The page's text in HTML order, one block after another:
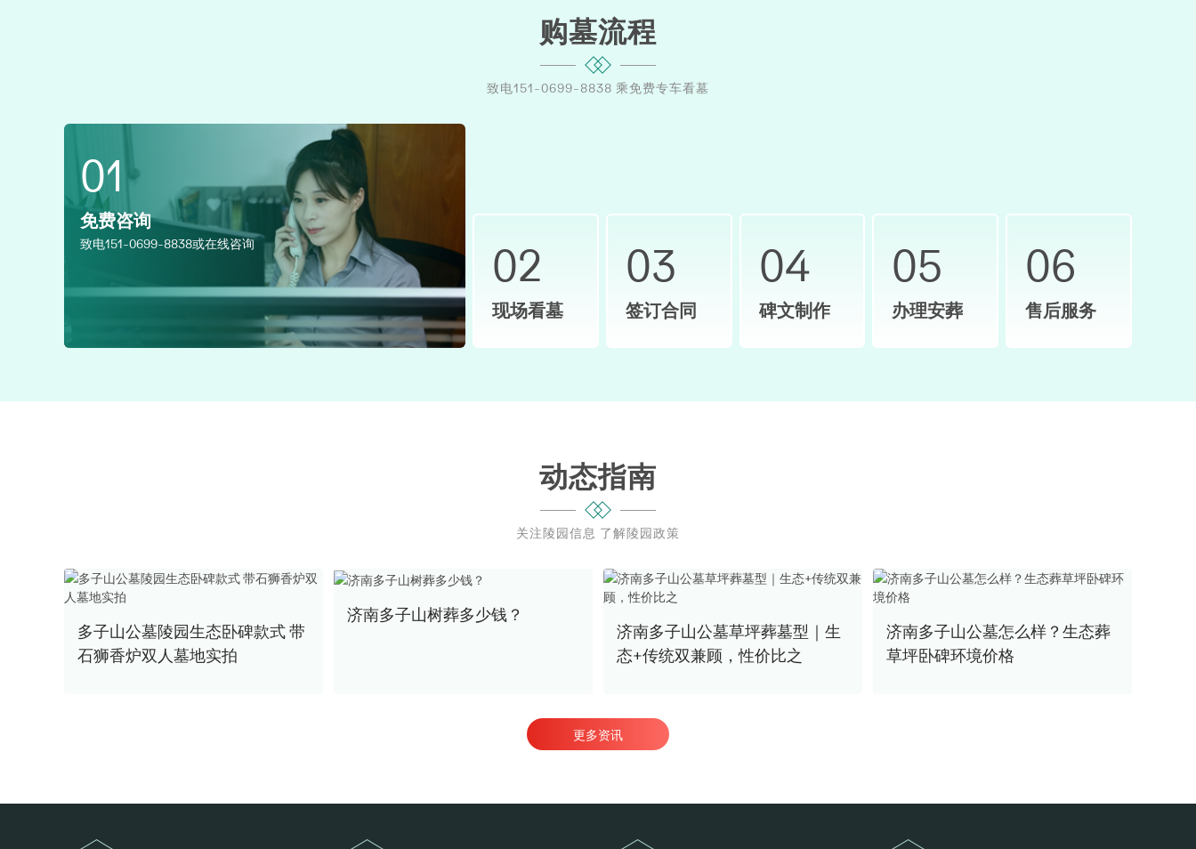
动态指南
关注陵园信息 了解陵园政策
多子山公墓陵园生态卧碑款式 带
石狮香炉双人墓地实拍
济南多子山树葬多少钱？
济南多子山公墓草坪葬墓型｜生
态+传统双兼顾，性价比之
济南多子山公墓怎么样？生态葬
草坪卧碑环境价格
更多资讯
购墓流程
致电151-0699-8838 乘免费专车看墓
01
免费咨询
致电151-0699-8838或在线咨询 02
现场看墓
03
签订合同
04
碑文制作
05
办理安葬
06
售后服务